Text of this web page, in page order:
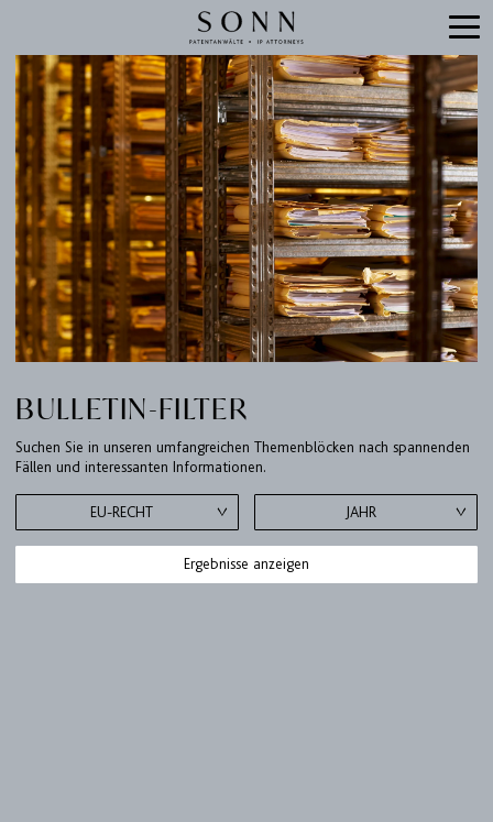
BULLETIN-FILTER
Suchen Sie in unseren umfangreichen Themenblöcken nach spannenden
Fällen und interessanten Informationen.
EU-RECHT JAHR
Ergebnisse anzeigen